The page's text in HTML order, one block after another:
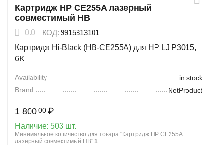
Картридж HP CE255A лазерный
совместимый HB
0.0 КОД: 9915313101
Картридж Hi-Black (HB-CE255A) для HP LJ P3015,
6K
Availability
in stock
Brand
NetProduct
1 800 00 ₽
Наличие: 503 шт.
Минимальное количество для товара "Картридж HP CE255A
лазерный совместимый HB" 1.